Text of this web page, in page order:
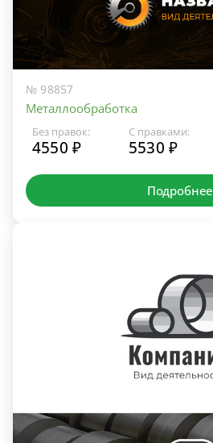
№ 98857
Металлообработка
Без правок:
4550 ₽
С правками:
5530 ₽
Подробнее